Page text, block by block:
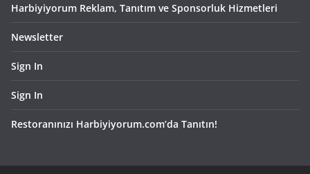
Harbiyiyorum Reklam, Tanıtım ve Sponsorluk Hizmetleri
Newsletter
Sign In
Sign In
Restoranınızı Harbiyiyorum.com’da Tanıtın!